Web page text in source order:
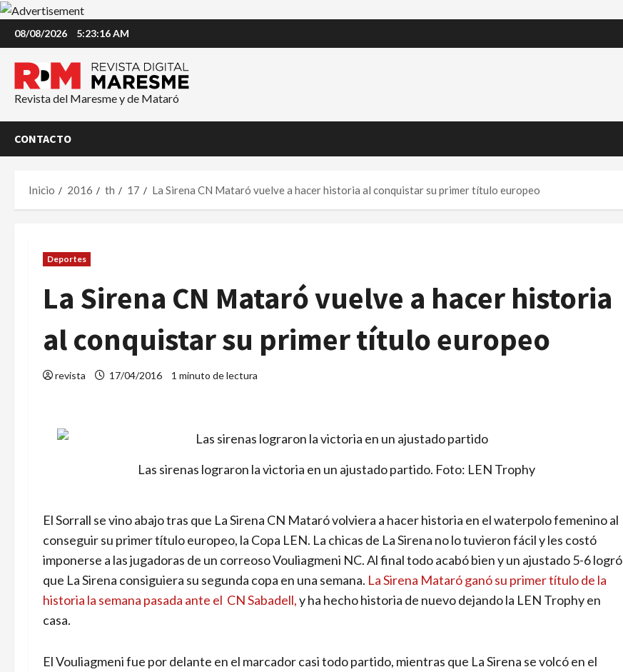
Saltar
al
contenido
08/08/2026 5:23:16 AM
Revista del Maresme y de Mataró
CONTACTO
Inicio 2016 th 17 La Sirena CN Mataró vuelve a hacer historia al conquistar su primer título europeo
Deportes
La Sirena CN Mataró vuelve a hacer historia
al conquistar su primer título europeo
revista 17/04/2016 1 minuto de lectura
Las sirenas lograron la victoria en un ajustado partido. Foto: LEN Trophy
El Sorrall se vino abajo tras que La Sirena CN Mataró volviera a hacer historia en el waterpolo femenino al
conseguir su primer título europeo, la Copa LEN. La chicas de La Sirena no lo tuvieron fácil y les costó
imponerse a las jugadoras de un correoso Vouliagmeni NC. Al final todo acabó bien y un ajustado 5-6 logró
que La Sirena consiguiera su segunda copa en una semana. La Sirena Mataró ganó su primer título de la
historia la semana pasada ante el CN Sabadell,y ha hecho historia de nuevo dejando la LEN Trophy en
casa.
El Vouliagmeni fue por delante en el marcador casi todo partido, mientras que La Sirena se volcó en el